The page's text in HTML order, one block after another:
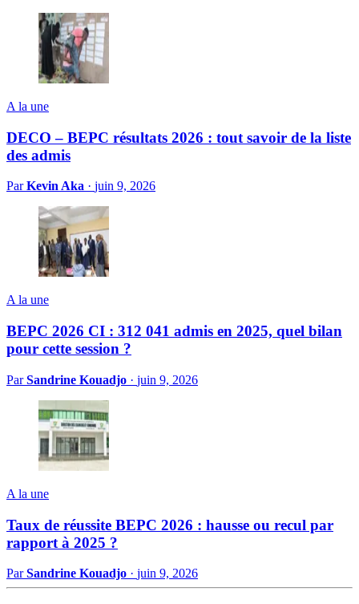
A la une
DECO – BEPC résultats 2026 : tout savoir de la liste
des admis
ParKevin Aka · juin 9, 2026
A la une
BEPC 2026 CI : 312 041 admis en 2025, quel bilan
pour cette session ?
ParSandrine Kouadjo · juin 9, 2026
A la une
Taux de réussite BEPC 2026 : hausse ou recul par
rapport à 2025 ?
ParSandrine Kouadjo · juin 9, 2026